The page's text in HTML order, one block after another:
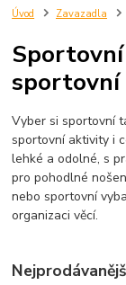
Úvod Zavazadla
sportovní
Vyber si sportovní
sportovní aktivity i
lehké a odolné, s
pro pohodlné
nebo sportovní
organizaci věcí.